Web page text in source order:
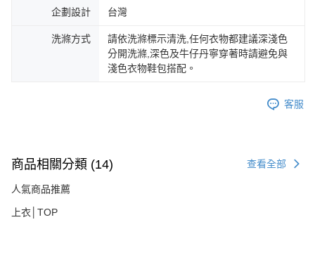
企劃設計 台灣
洗滌方式
請依洗滌標示清洗,任何衣物都建議深淺色
分開洗滌,深色及牛仔丹寧穿著時請避免與
淺色衣物鞋包搭配。
客服
商品相關分類 (14) 查看全部
人氣商品推薦
上衣│TOP